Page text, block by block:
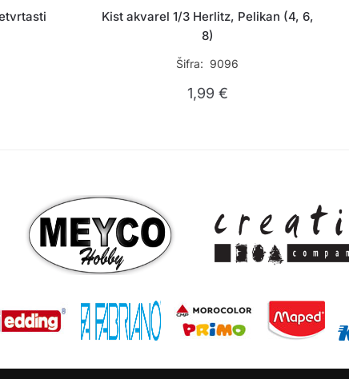
Kist akvarel 1/3 Herlitz, Pelikan (4, 6,
8)
Šifra: 9096
1,99 €